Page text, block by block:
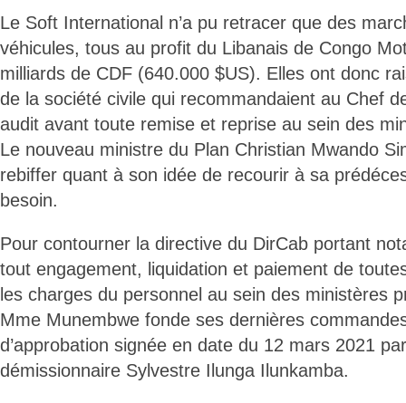
Le Soft International n’a pu retracer que des
véhicules, tous au profit du Libanais de Congo
milliards de CDF (640.000 $US). Elles ont donc
de la société civile qui recommandaient au Chef
audit avant toute remise et reprise au sein des
Le nouveau ministre du Plan Christian Mwando
rebiffer quant à son idée de recourir à sa
besoin.
Pour contourner la directive du DirCab portant
tout engagement, liquidation et paiement de
les charges du personnel au sein des ministères
Mme Munembwe fonde ses dernières
d’approbation signée en date du 12 mars 2021
démissionnaire Sylvestre Ilunga Ilunkamba.